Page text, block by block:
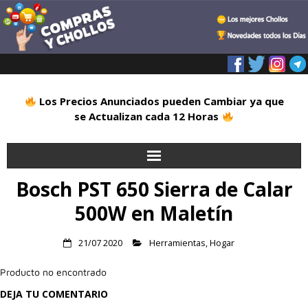
Los Precios Anunciados pueden Cambiar ya que
se Actualizan cada 12 Horas
Inicio
Deportes
Bosch PST 650 Sierra de Calar
500W en Maletín
21/07 2020 Herramientas,Hogar
Producto no encontrado
DEJA TU COMENTARIO